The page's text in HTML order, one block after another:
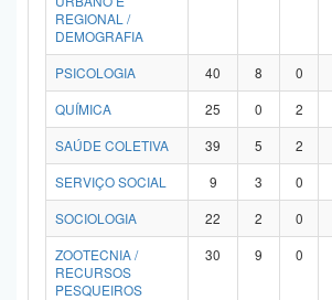
REGIONAL /
DEMOGRAFIA
PSICOLOGIA 40 8 0
QUÍMICA
25 0 2
SAÚDE COLETIVA
39 5 2
SERVIÇO SOCIAL
9 3 0
SOCIOLOGIA
22 2 0
ZOOTECNIA /
RECURSOS
PESQUEIROS
30 9 0